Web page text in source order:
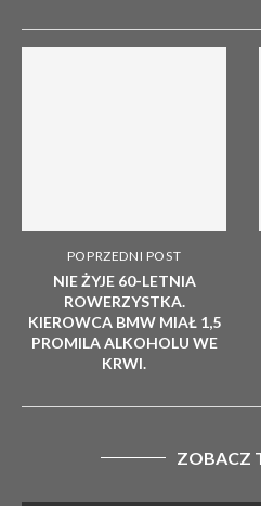
POPRZEDNI POST
NIE ŻYJE 60-LETNIA
ROWERZYSTKA.
KIEROWCA BMW MIAŁ 1,5
PROMILA ALKOHOLU WE
KRWI.
ZOBACZ